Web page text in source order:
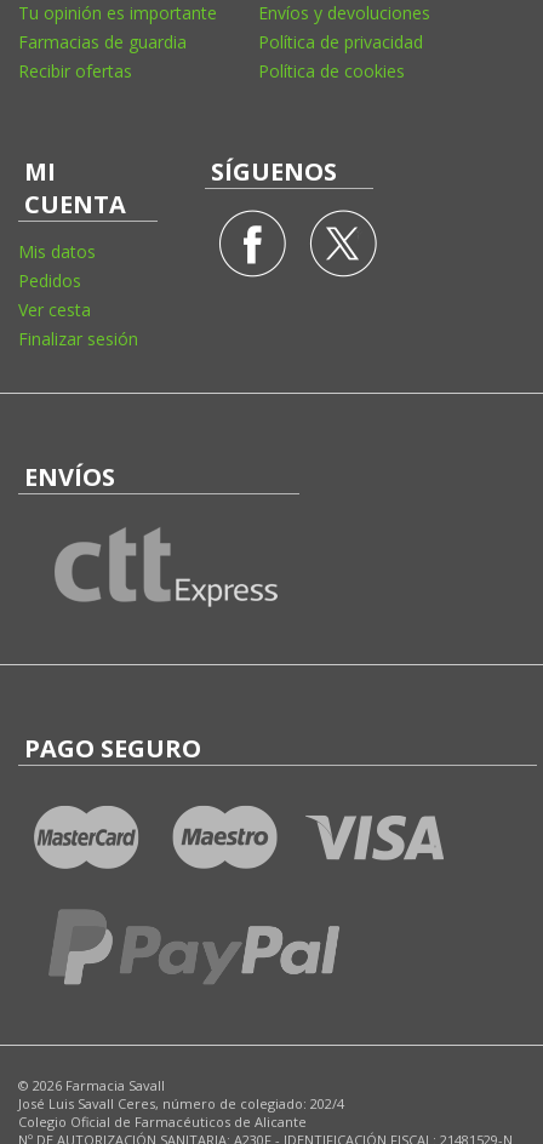
Tu opinión es importante
Farmacias de guardia
Recibir ofertas
Envíos y devoluciones
Política de privacidad
Política de cookies
MI
CUENTA
Mis datos
Pedidos
Ver cesta
Finalizar sesión
SÍGUENOS
ENVÍOS
PAGO SEGURO
© 2026 Farmacia Savall
José Luis Savall Ceres, número de colegiado: 202/4
Colegio Oficial de Farmacéuticos de Alicante
Nº DE AUTORIZACIÓN SANITARIA: A230F - IDENTIFICACIÓN FISCAL: 21481529-N